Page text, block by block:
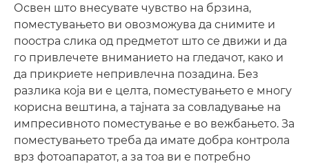
Освен што внесувате чувство на брзина,
поместувањето ви овозможува да снимите и
поостра слика од предметот што се движи и да
го привлечете вниманието на гледачот, како и
да прикриете непривлечна позадина. Без
разлика која ви е целта, поместувањето е многу
корисна вештина, а тајната за совладување на
импресивното поместување е во вежбањето. За
поместувањето треба да имате добра контрола
врз фотоапаратот, а за тоа ви е потребно